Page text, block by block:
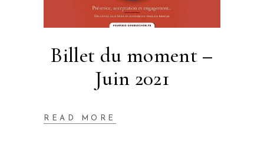
Billet du moment –
Juin 2021
READ MORE